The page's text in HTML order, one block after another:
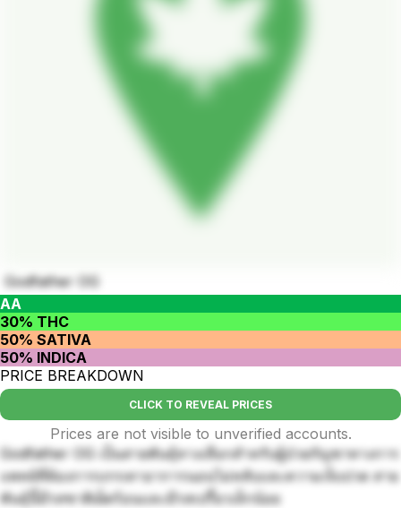
Godfather OG
AA
30% THC
50% SATIVA
50% INDICA
PRICE BREAKDOWN
CLICK TO REVEAL PRICES
Prices are not visible to unverified accounts.
Godfather OG เป็นสายพันธุ์ทางเลือกสำหรับผู้ป่วยกัญชาทางการ
แพทย์ที่ต้องการบรรเทาอาการนอนไม่หลับและความเจ็บปวด สาย
พันธุ์นี้มีรสชาติเผ็ดร้อนและมีรสเปรี้ยวเล็กน้อย